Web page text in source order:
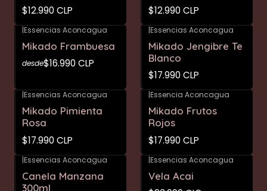
$12.990 CLP
$12.990 CLP
|Essencias Aconcagua
Mikado Frambuesa
desde$16.990 CLP
|Essencias Aconcagua
Mikado Jengibre Te
Blanco
$17.990 CLP
|Essencias Aconcagua
Mikado Pimienta
Rosa
$17.990 CLP
|Essencia Aconcagua
Mikado Frutos
Rojos
$17.990 CLP
|Essencias Aconcagua
Canela Manzana
300ml
|Essencias Aconcagua
Vela Acai